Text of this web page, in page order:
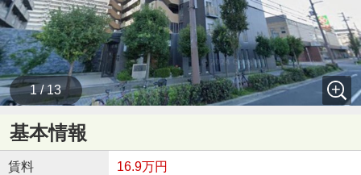
1 / 13
基本情報
賃料 16.9万円